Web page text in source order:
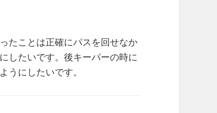
たことは正確にパスを回せなか
したいです。後キーパーの時に
うにしたいです。